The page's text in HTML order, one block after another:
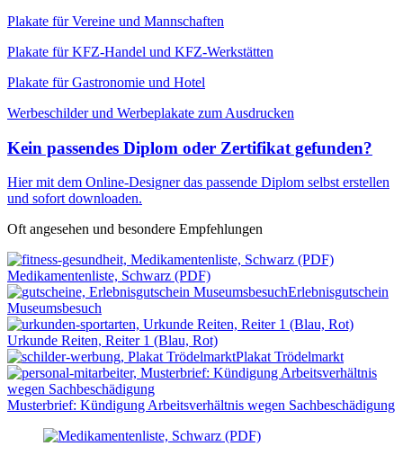
Plakate für Vereine und Mannschaften
Plakate für KFZ-Handel und KFZ-Werkstätten
Plakate für Gastronomie und Hotel
Werbeschilder und Werbeplakate zum Ausdrucken
Kein passendes Diplom oder Zertifikat gefunden?
Hier mit dem Online-Designer das passende Diplom selbst erstellen
und sofortdownloaden.
Oft angesehen und besondere Empfehlungen
Medikamentenliste, Schwarz (PDF)
Erlebnisgutschein
Museumsbesuch
Urkunde Reiten, Reiter 1 (Blau, Rot)
Plakat Trödelmarkt
Musterbrief: Kündigung Arbeitsverhältnis wegen Sachbeschädigung